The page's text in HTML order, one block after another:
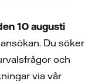
10 augusti
Du söker
och
via vår